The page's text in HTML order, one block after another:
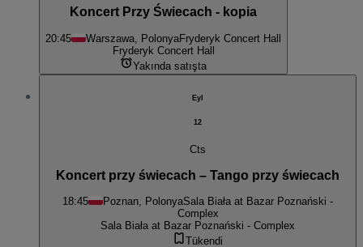
Koncert Przy Świecach - kopia
20:45 Warszawa, PolonyaFryderyk Concert Hall
Fryderyk Concert Hall
Yakında satışta
Eyl
12
Cts
Koncert przy świecach – Tango przy świecach
18:45 Poznan, PolonyaSala Biała at Bazar Poznański -
Complex
Sala Biała at Bazar Poznański - Complex
Tükendi